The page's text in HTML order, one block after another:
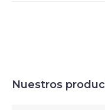
Nuestros